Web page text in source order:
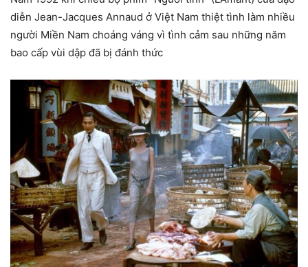
diễn Jean-Jacques Annaud ở Việt Nam thiệt tình làm nhiều
người Miền Nam choáng váng vì tình cảm sau những năm
bao cấp vùi dập đã bị đánh thức